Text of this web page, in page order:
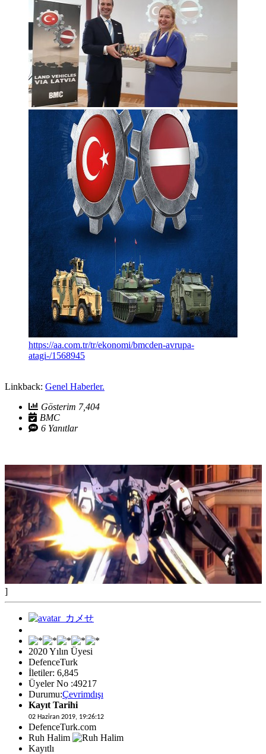
https://aa.com.tr/tr/ekonomi/bmcden-avrupa-
atagi-/1568945
Linkback: Genel Haberler.
Gösterim 7,404
BMC
6 Yanıtlar
]
2020 Yılın Üyesi
DefenceTurk
İletiler: 6,845
Üyeler No :49217
Durumu:Çevrimdışı
Kayıt Tarihi
02 Haziran 2019, 19:26:12
DefenceTurk.com
Ruh Halim
Kayıtlı